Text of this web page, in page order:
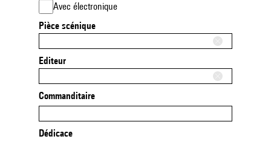
Avec électronique
Pièce scénique
Editeur
Commanditaire
Dédicace